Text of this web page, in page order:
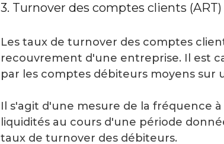
3. Turnover des comptes clients (ART)
Les taux de turnover des comptes
recouvrement d'une entreprise. Il est
par les comptes débiteurs moyens sur
Il s'agit d'une mesure de la fréquence
liquidités au cours d'une période
taux de turnover des débiteurs.